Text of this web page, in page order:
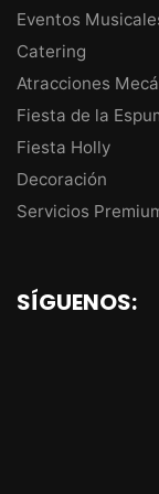
Eventos
Catering
Atracciones
Fiesta de la
Fiesta Holly
Decoración
Servicios
SÍGUENOS: